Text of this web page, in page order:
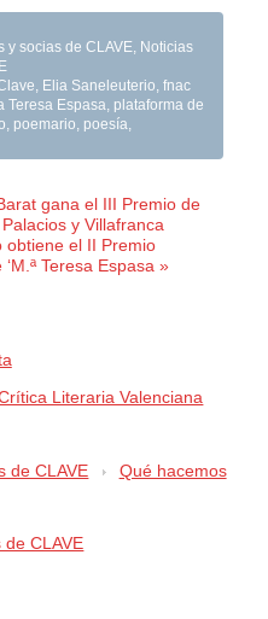
y socias de CLAVE
Noticias
Elia Saneleuterio ,fnac
Teresa Espasa
plataforma de
poemario poesía
gana el III Premio de
y Villafranca
obtiene el II Premio
Teresa Espasa »
Literaria Valenciana
de CLAVE
Qué hacemos
CLAVE